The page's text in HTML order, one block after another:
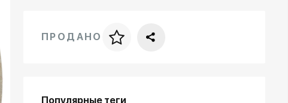
Цена за багет
ПРОДАНО
Популярные теги